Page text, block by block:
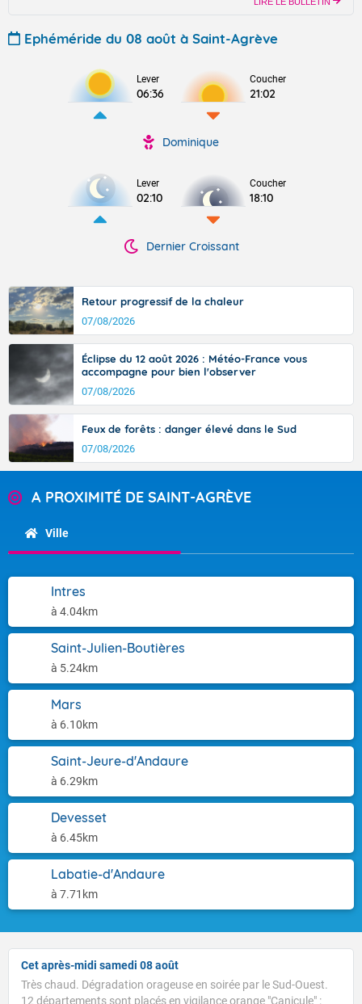
Ephéméride du 08 août à Saint-Agrève
Lever
06:36
Coucher
21:02
Dominique
Lever
02:10
Coucher
18:10
Dernier Croissant
Retour progressif de la chaleur
07/08/2026
Éclipse du 12 août 2026 : Météo-France vous
accompagne pour bien l'observer
07/08/2026
Feux de forêts : danger élevé dans le Sud
07/08/2026
A PROXIMITÉ DE SAINT-AGRÈVE
Ville
Intres
à 4.04km
Saint-Julien-Boutières
à 5.24km
Mars
à 6.10km
Saint-Jeure-d'Andaure
à 6.29km
Devesset
à 6.45km
Labatie-d'Andaure
à 7.71km
Cet après-midi samedi 08 août
Très chaud. Dégradation orageuse en soirée par le Sud-Ouest.
12 départements sont placés en vigilance orange "Canicule" :